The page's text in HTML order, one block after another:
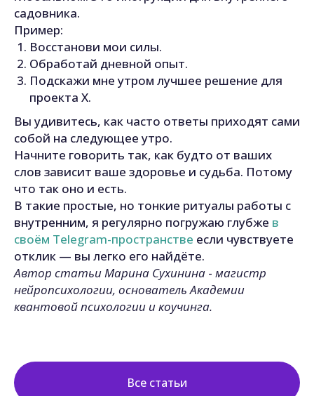
садовника.
Пример:
Восстанови мои силы.
Обработай дневной опыт.
Подскажи мне утром лучшее решение для
проекта X.
Вы удивитесь, как часто ответы приходят сами
собой на следующее утро.
Начните говорить так, как будто от ваших
слов зависит ваше здоровье и судьба. Потому
что так оно и есть.
В такие простые, но тонкие ритуалы работы с
внутренним, я регулярно погружаю глубже в
своём Telegram-пространстве если чувствуете
отклик — вы легко его найдёте.
Автор статьи Марина Сухинина - магистр
нейропсихологии, основатель Академии
квантовой психологии и коучинга.
Все статьи